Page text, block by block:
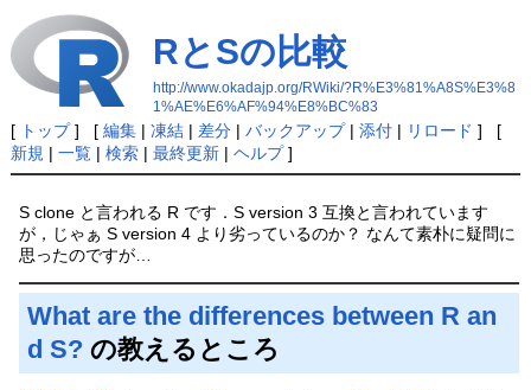
RとSの比較
http://www.okadajp.org/RWiki/?R%E3%81%A8S%E3%8
1%AE%E6%AF%94%E8%BC%83
[ トップ] [ 編集| 凍結| 差分| バックアップ| 添付| リロード ] [
新規 | 一覧| 検索| 最終更新| ヘルプ]
S clone と言われる R です．S version 3 互換と言われています
が，じゃぁ S version 4 より劣っているのか？ なんて素朴に疑問に
思ったのですが…
What are the differences between R an
d S? の教えるところ